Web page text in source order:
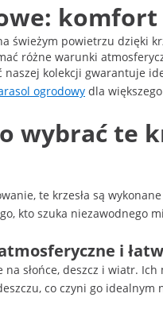
świeżym powietrzu dzięki
różne warunki
naszej kolekcji gwarantuje
ogrodowy dla
wybrać te
te krzesła są
kto szuka niezawodnego
i
na słońce, deszcz i wiatr.
co czyni go